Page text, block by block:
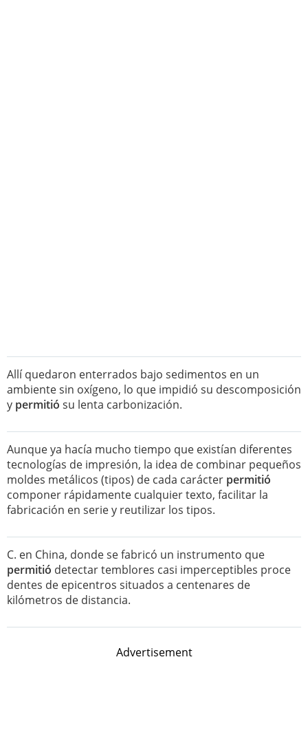
Allí quedaron enterrados bajo sedimentos en un
ambiente sin oxígeno, lo que impidió su descomposición
y permitió su lenta carbonización.
Aunque ya hacía mucho tiempo que existían diferentes
tecnologías de impresión, la idea de combinar pequeños
moldes metálicos (tipos) de cada carácter permitió
componer rápidamente cualquier texto, facilitar la
fabricación en serie y reutilizar los tipos.
C. en China, donde se fabricó un instrumento que
permitió detectar temblores casi imperceptibles proce
dentes de epicentros situados a centenares de
kilómetros de distancia.
Advertisement